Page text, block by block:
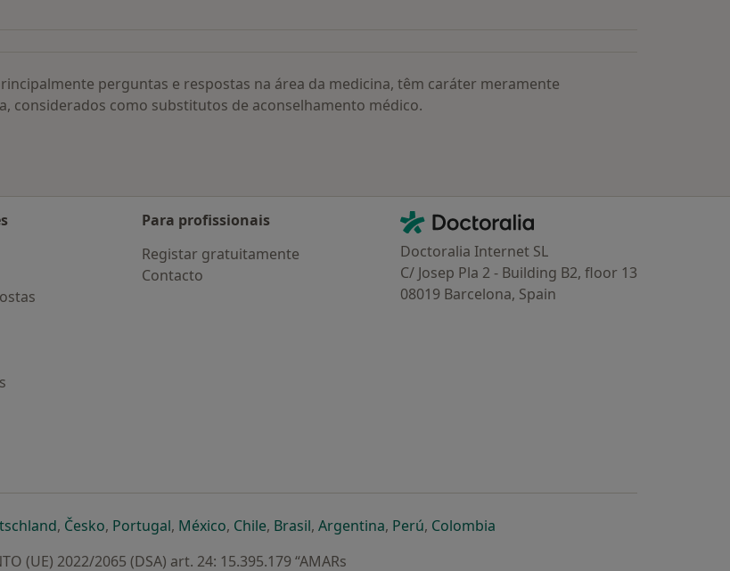
perguntas e respostas na área da medicina, têm caráter meramente
considerados como substitutos de aconselhamento médico.
Para profissionais
Registar gratuitamente
Contacto
Contacto
Doctoralia - Homepage
Doctoralia Internet SL
C/ Josep Pla 2 - Building B2, floor 13
08019 Barcelona, Spain
separador
novo separador
abre num novo separador
, Českoabre num novo separador
, Portugalabre num novo separador
, Méxicoabre num novo separador
, Chileabre num novo separador
, Brasilabre num novo separador
, Argentinaabre num novo separador
, Perúabre num novo separador
, Colombiaabre num novo separador
(UE) 2022/2065 (DSA) art. 24: 15.395.179 “AMARs